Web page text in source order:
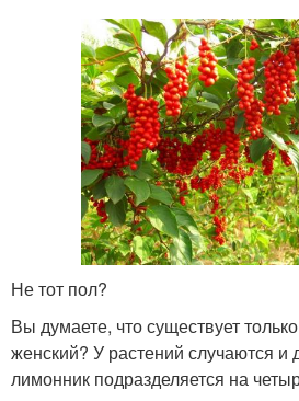
Не тот пол?
Вы думаете, что существует
женский? У растений случаются и
лимонник подразделяется на